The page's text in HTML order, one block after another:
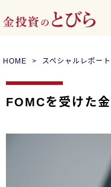
HOME スペシャルレポート
FOMCを受けた